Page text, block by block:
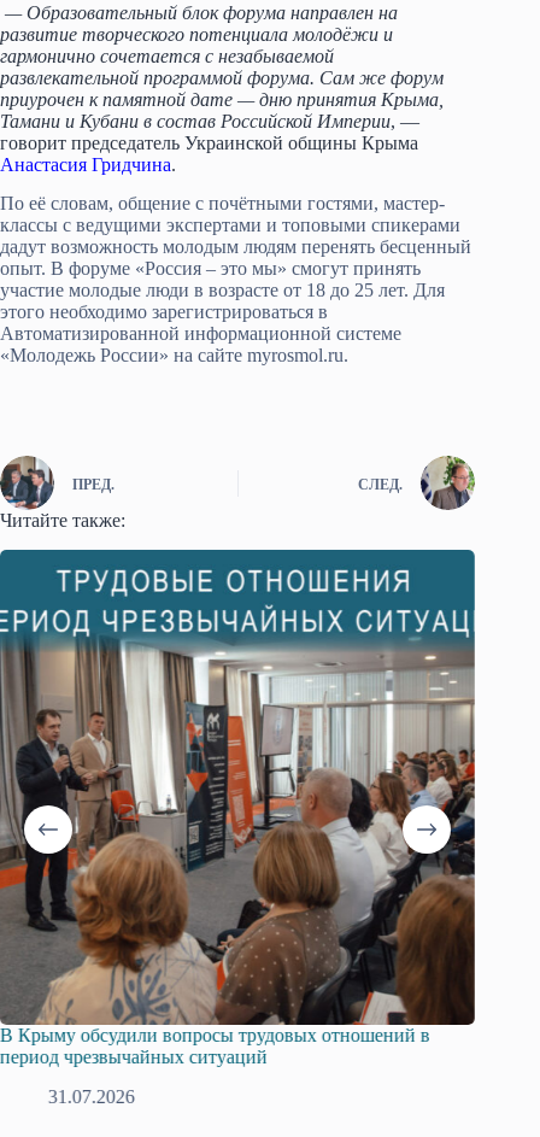
— Образовательный блок форума направлен на
развитие творческого потенциала молодёжи и
гармонично сочетается с незабываемой
развлекательной программой форума. Сам же форум
приурочен к памятной дате — дню принятия Крыма,
Тамани и Кубани в состав Российской Империи, —
говорит председатель Украинской общины Крыма
Анастасия Гридчина.
По её словам, общение с почётными гостями, мастер-
классы с ведущими экспертами и топовыми спикерами
дадут возможность молодым людям перенять бесценный
опыт. В форуме «Россия – это мы» смогут принять
участие молодые люди в возрасте от 18 до 25 лет. Для
этого необходимо зарегистрироваться в
Автоматизированной информационной системе
«Молодежь России» на сайте myrosmol.ru.
ПРЕД. СЛЕД.
Читайте также:
В Крыму обсудили вопросы трудовых отношений в
период чрезвычайных ситуаций
31.07.2026